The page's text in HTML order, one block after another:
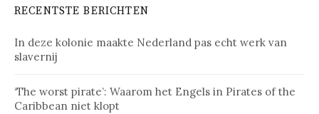
RECENTSTE BERICHTEN
In deze kolonie maakte Nederland pas echt werk van
slavernij
‘The worst pirate’: Waarom het Engels in Pirates of the
Caribbean niet klopt